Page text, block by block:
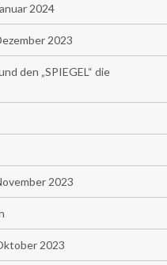
2024
2023
den „SPIEGEL“ die
2023
2023